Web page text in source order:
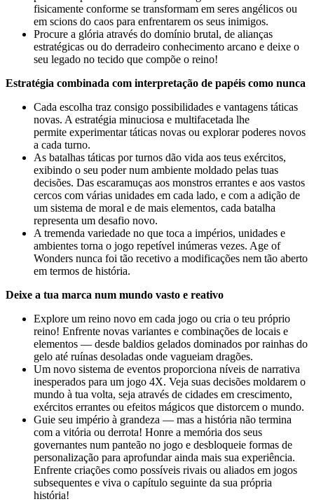
fisicamente conforme se transformam em seres angélicos ou
em scions do caos para enfrentarem os seus inimigos.
Procure a glória através do domínio brutal, de alianças
estratégicas ou do derradeiro conhecimento arcano e deixe o
seu legado no tecido que compõe o reino!
Estratégia combinada com interpretação de papéis como nunca
Cada escolha traz consigo possibilidades e vantagens táticas
novas. A estratégia minuciosa e multifacetada lhe
permite experimentar táticas novas ou explorar poderes novos
a cada turno.
As batalhas táticas por turnos dão vida aos teus exércitos,
exibindo o seu poder num ambiente moldado pelas tuas
decisões. Das escaramuças aos monstros errantes e aos vastos
cercos com várias unidades em cada lado, e com a adição de
um sistema de moral e de mais elementos, cada batalha
representa um desafio novo.
A tremenda variedade no que toca a impérios, unidades e
ambientes torna o jogo repetível inúmeras vezes. Age of
Wonders nunca foi tão recetivo a modificações nem tão aberto
em termos de história.
Deixe a tua marca num mundo vasto e reativo
Explore um reino novo em cada jogo ou cria o teu próprio
reino! Enfrente novas variantes e combinações de locais e
elementos — desde baldios gelados dominados por rainhas do
gelo até ruínas desoladas onde vagueiam dragões.
Um novo sistema de eventos proporciona níveis de narrativa
inesperados para um jogo 4X. Veja suas decisões moldarem o
mundo à tua volta, seja através de cidades em crescimento,
exércitos errantes ou efeitos mágicos que distorcem o mundo.
Guie seu império à grandeza — mas a história não termina
com a vitória ou derrota! Honre a memória dos seus
governantes num panteão no jogo e desbloqueie formas de
personalização para aprofundar ainda mais sua experiência.
Enfrente criações como possíveis rivais ou aliados em jogos
subsequentes e viva o capítulo seguinte da sua própria
história!